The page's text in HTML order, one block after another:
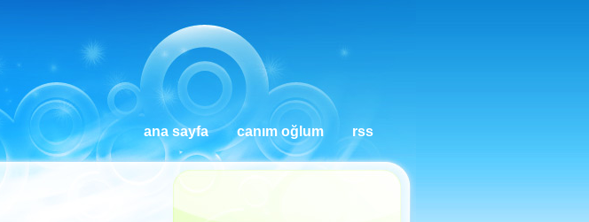
ana sayfa canım oğlum rss